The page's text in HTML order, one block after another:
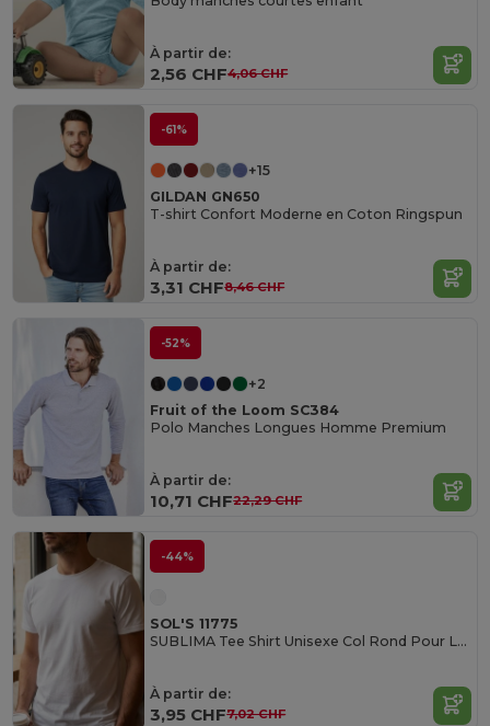
À partir de:
2,56 CHF4,06 CHF
-61%
+15
GILDAN GN650
T-shirt Confort Moderne en Coton Ringspun
À partir de:
3,31 CHF8,46 CHF
-52%
+2
Fruit of the Loom SC384
Polo Manches Longues Homme Premium
À partir de:
10,71 CHF22,29 CHF
-44%
SOL'S 11775
SUBLIMA Tee Shirt Unisexe Col Rond Pour La Sublimation
À partir de:
3,95 CHF7,02 CHF